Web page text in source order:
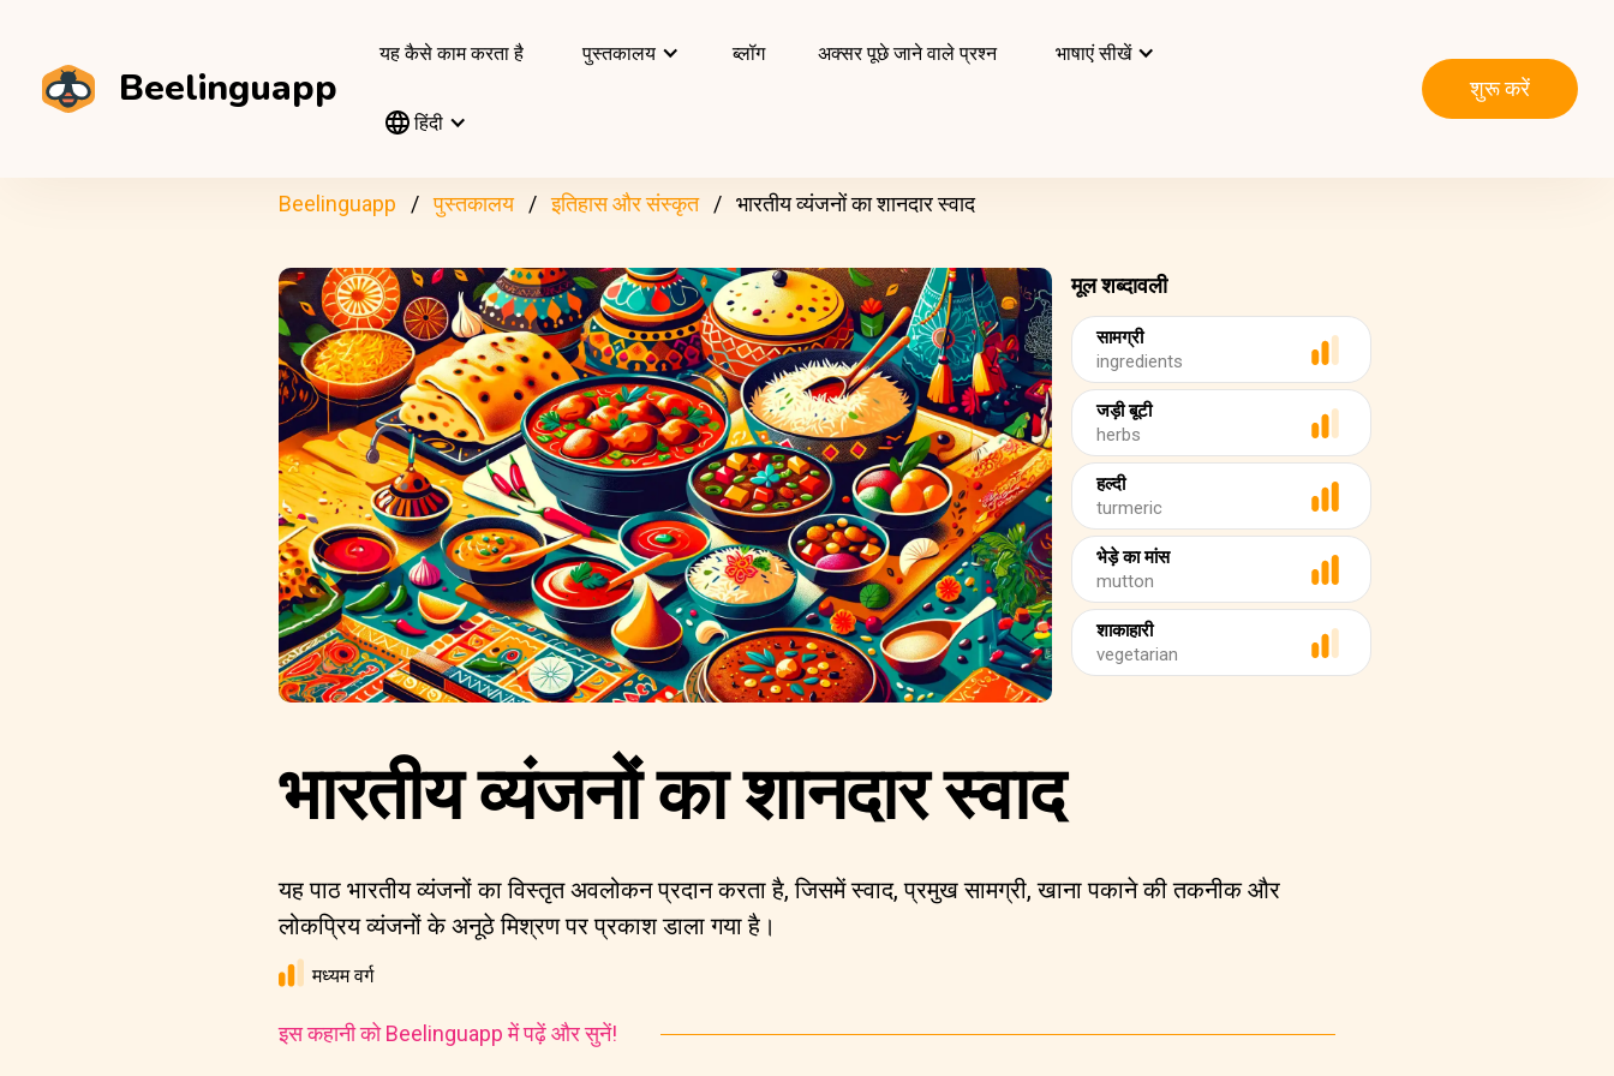
Beelinguapp
यह कैसे काम करता है पुस्तकालय ब्लॉग अक्सर पूछे जाने वाले प्रश्न भाषाएं सीखें
हिंदी
शुरू करें
Beelinguapp पुस्तकालय इतिहास और संस्कृत भारतीय व्यंजनों का शानदार स्वाद
मूल शब्दावली
सामग्री
ingredients
जड़ी बूटी
herbs
हल्दी
turmeric
भेड़े का मांस
mutton
शाकाहारी
vegetarian
भारतीय व्यंजनों का शानदार स्वाद
यह पाठ भारतीय व्यंजनों का विस्तृत अवलोकन प्रदान करता है, जिसमें स्वाद, प्रमुख सामग्री, खाना पकाने की तकनीक और
लोकप्रिय व्यंजनों के अनूठे मिश्रण पर प्रकाश डाला गया है।
मध्यम वर्ग
इस कहानी को Beelinguapp में पढ़ें और सुनें!